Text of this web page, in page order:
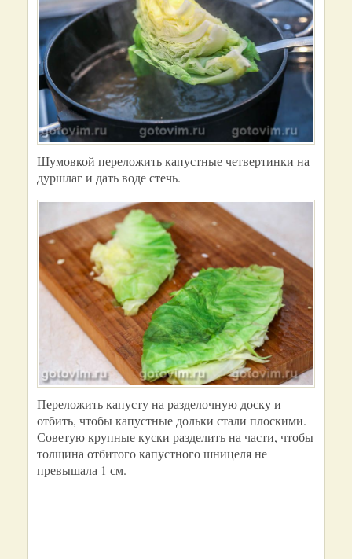
Шумовкой переложить капустные четвертинки на
дуршлаг и дать воде стечь.
Переложить капусту на разделочную доску и
отбить, чтобы капустные дольки стали плоскими.
Советую крупные куски разделить на части, чтобы
толщина отбитого капустного шницеля не
превышала 1 см.